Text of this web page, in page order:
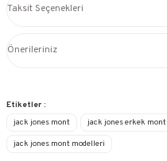
Taksit Seçenekleri
Önerileriniz
Etiketler :
jack jones mont
jack jones erkek mont
jack jones mont modelleri